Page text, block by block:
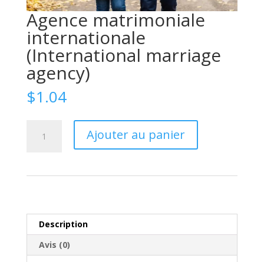
Agence matrimoniale
internationale
(International marriage
agency)
$1.04
agency)
Ajouter au panier
Description
Avis (0)